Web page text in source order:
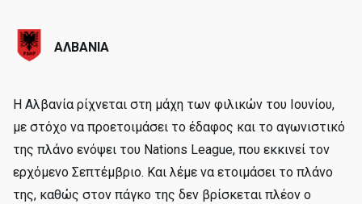
ΑΛΒΑΝΙΑ
Η Αλβανία ρίχνεται στη μάχη των φιλικών του Ιουνίου,
με στόχο να προετοιμάσει το έδαφος και το αγωνιστικό
της πλάνο ενόψει του Nations League, που εκκινεί τον
ερχόμενο Σεπτέμβριο. Και λέμε να ετοιμάσει το πλάνο
της, καθώς στον πάγκο της δεν βρίσκεται πλέον ο